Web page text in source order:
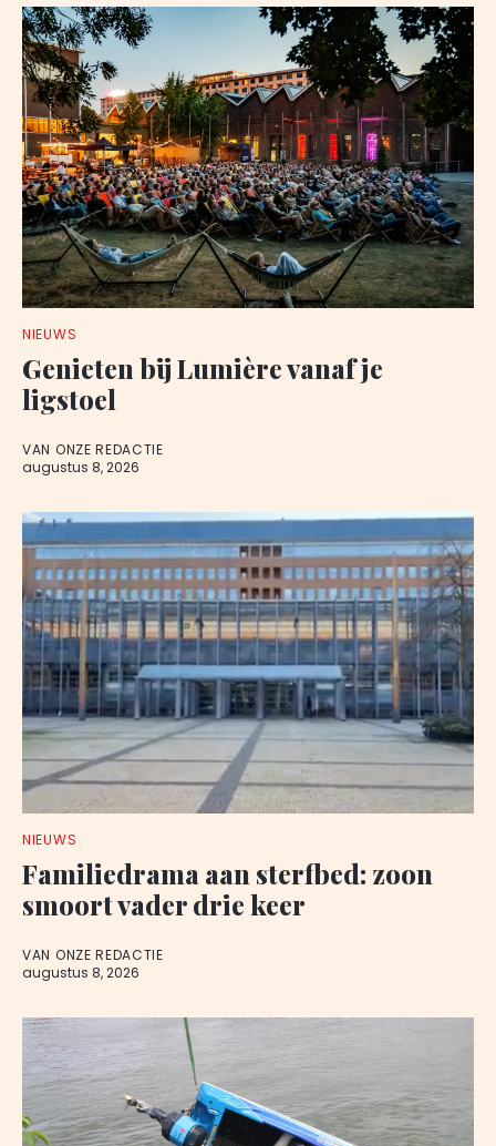
NIEUWS
Genieten bij Lumière vanaf je
ligstoel
VAN ONZE REDACTIE
augustus 8, 2026
NIEUWS
Familiedrama aan sterfbed: zoon
smoort vader drie keer
VAN ONZE REDACTIE
augustus 8, 2026